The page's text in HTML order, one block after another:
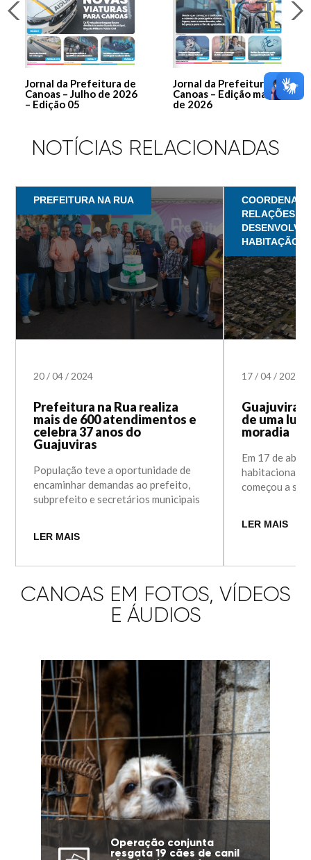
Jornal da Prefeitura de
Canoas – Julho de 2026
– Edição 05
Jornal da Prefeitura de
Canoas – Edição março
de 2026
NOTÍCIAS RELACIONADAS
PREFEITURA NA RUA
20/04/ 2024
Prefeitura na Rua realiza
mais de 600 atendimentos e
celebra 37 anos do
Guajuviras
População teve a oportunidade de
encaminhar demandas ao prefeito,
subprefeito e secretários municipais
LER MAIS
RELAÇÕES
HABITAÇÃO
17/04/ 2024
Guajuviras
de uma
moradia
Em 17 de
habitacional
começou a ser
LER MAIS
CANOAS EM FOTOS, VÍDEOS
E ÁUDIOS
Operação conjunta
resgata 19 cães de canil